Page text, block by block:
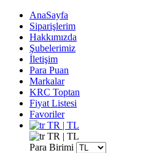
AnaSayfa
Siparişlerim
Hakkımızda
Şubelerimiz
İletişim
Para Puan
Markalar
KRC Toptan
Fiyat Listesi
Favoriler
TR | TL
TR | TL
Para Birimi